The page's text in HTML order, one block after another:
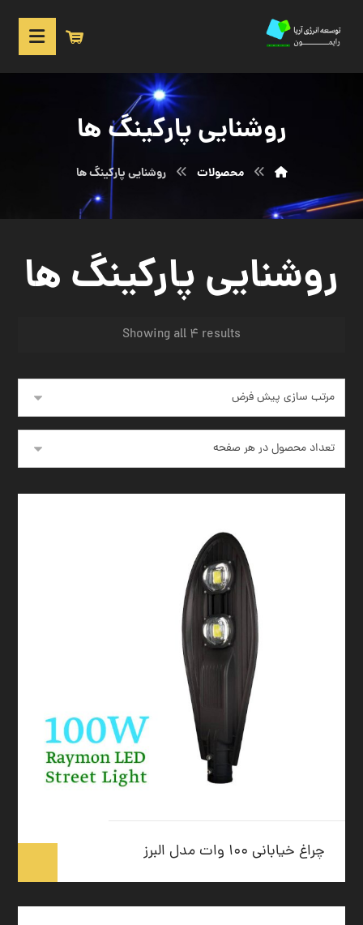
روشنایی پارکینگ ها
محصولات روشنایی پارکینگ ها
روشنایی پارکینگ ها
Showing all 4 results
چراغ خیابانی ۱۰۰ وات مدل البرز